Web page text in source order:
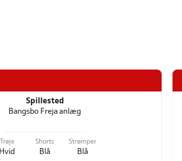
Spillested
Bangsbo Freja anlæg
Trøje
Hvid
Shorts
Blå
Strømper
Blå